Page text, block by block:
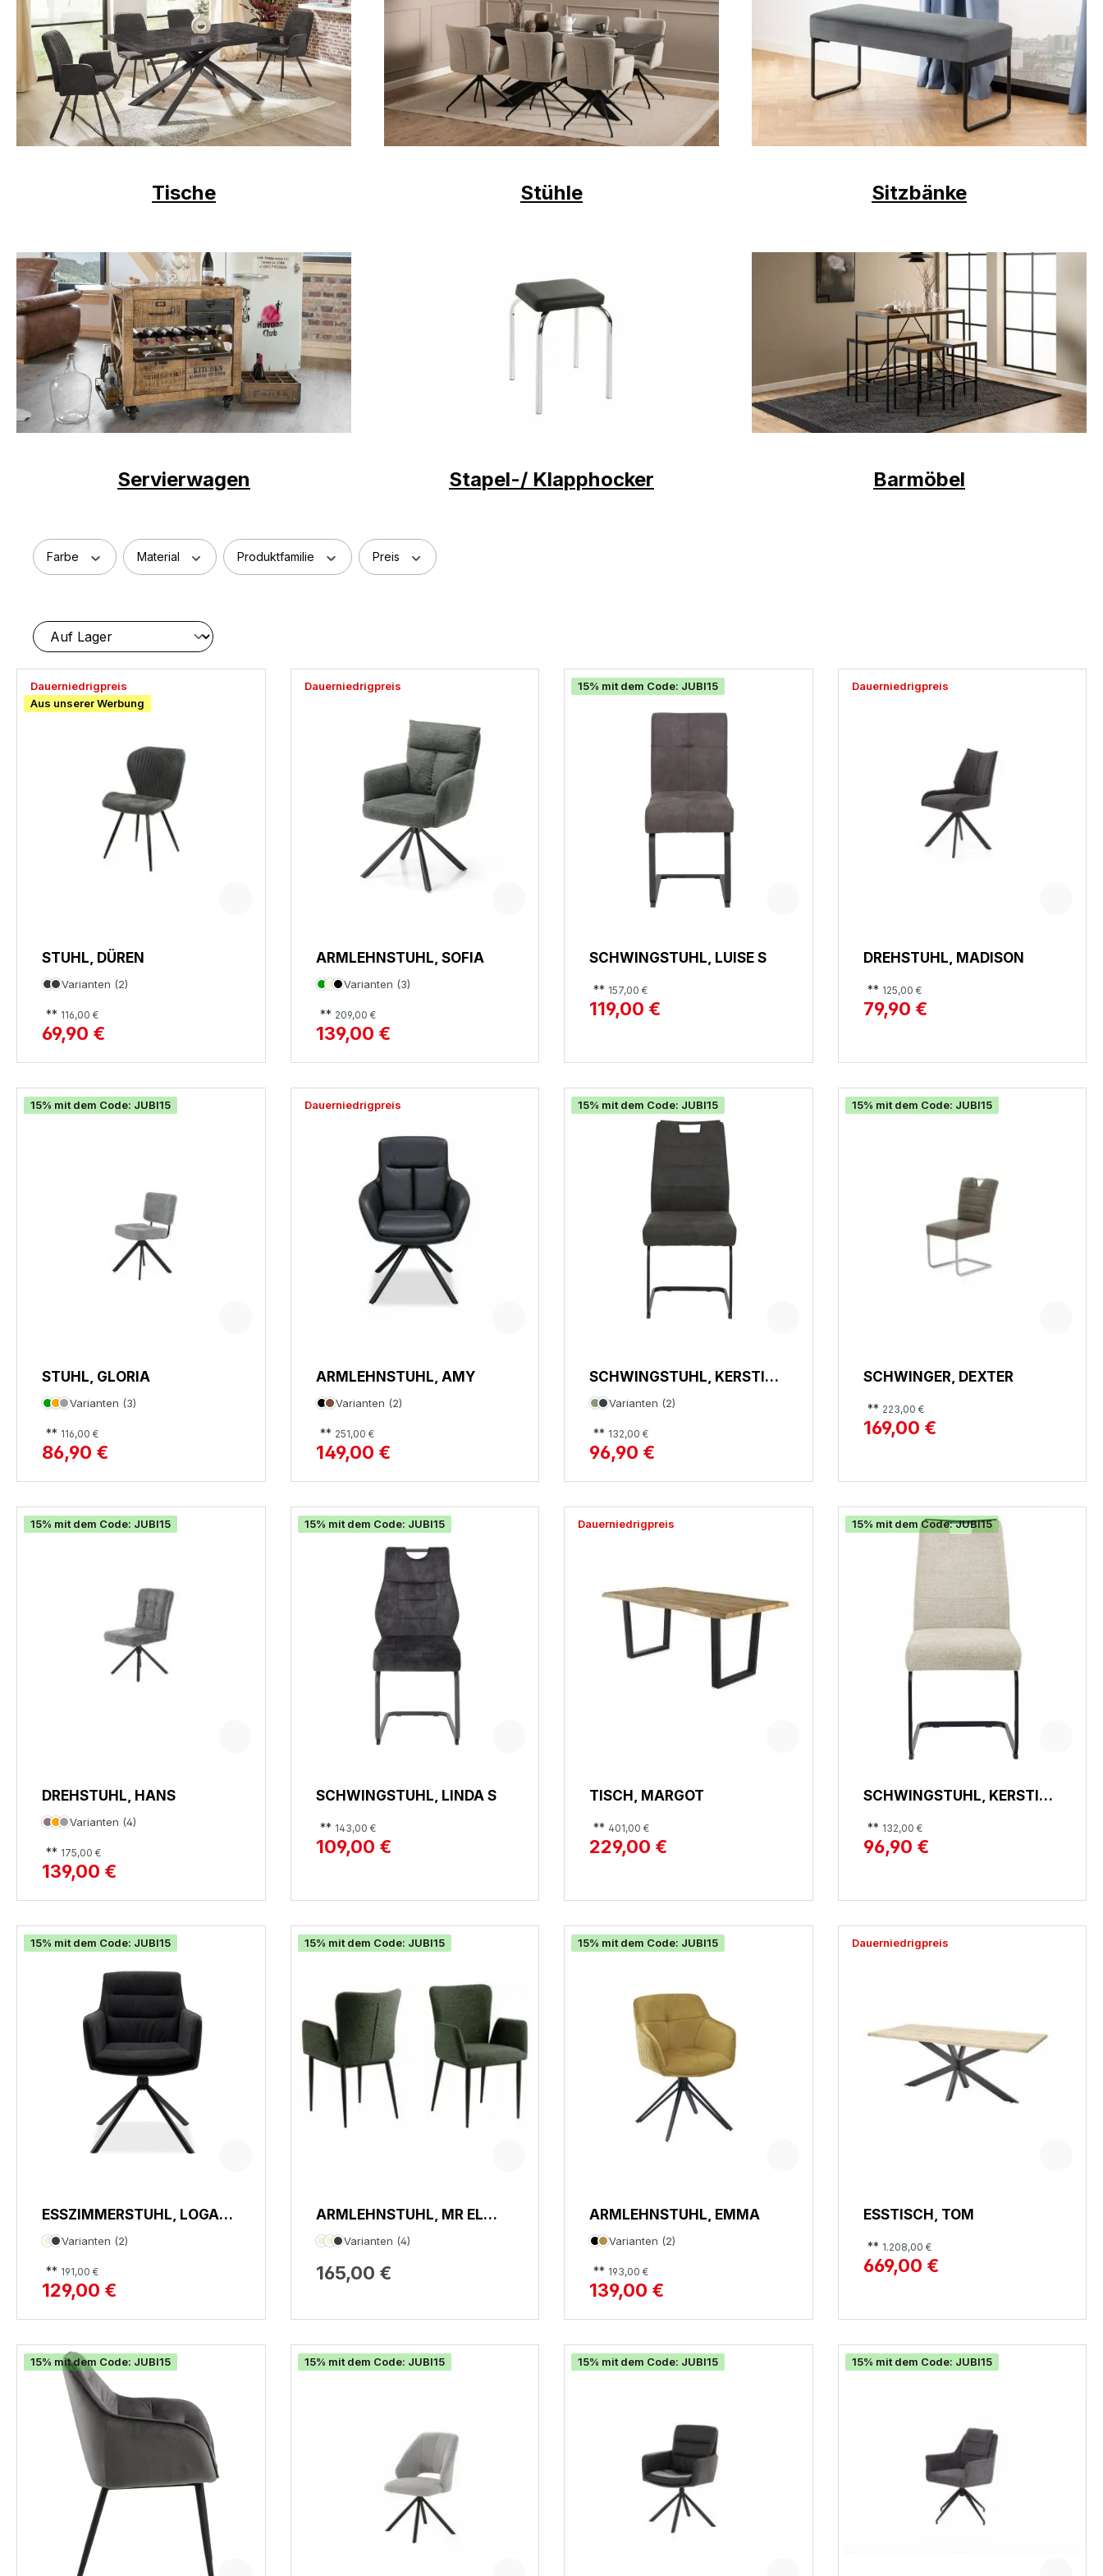
Tische Stühle Sitzbänke
Servierwagen Stapel-/ Klapphocker Barmöbel
Farbe Material Produktfamilie Preis
Dauerniedrigpreis
Aus unserer Werbung
STUHL, DÜREN
Varianten (2)
** 116,00 €
69,90 €
Dauerniedrigpreis
ARMLEHNSTUHL, SOFIA
Varianten (3)
** 209,00 €
139,00 €
15% mit dem Code: JUBI15
SCHWINGSTUHL, LUISE S
** 157,00 €
119,00 €
Dauerniedrigpreis
DREHSTUHL, MADISON
** 125,00 €
79,90 €
15% mit dem Code: JUBI15
STUHL, GLORIA
Varianten (3)
** 116,00 €
86,90 €
Dauerniedrigpreis
ARMLEHNSTUHL, AMY
Varianten (2)
** 251,00 €
149,00 €
15% mit dem Code: JUBI15
SCHWINGSTUHL, KERSTIN
S
Varianten (2)
** 132,00 €
96,90 €
15% mit dem Code: JUBI15
SCHWINGER, DEXTER
** 223,00 €
169,00 €
15% mit dem Code: JUBI15
DREHSTUHL, HANS
Varianten (4)
** 175,00 €
139,00 €
15% mit dem Code: JUBI15
SCHWINGSTUHL, LINDA S
** 143,00 €
109,00 €
Dauerniedrigpreis
TISCH, MARGOT
** 401,00 €
229,00 €
15% mit dem Code: JUBI15
SCHWINGSTUHL, KERSTIN II
** 132,00 €
96,90 €
15% mit dem Code: JUBI15
ESSZIMMERSTUHL, LOGAN
70AVarianten (2)
** 191,00 €
129,00 €
15% mit dem Code: JUBI15
ARMLEHNSTUHL, MR EL
PASOVarianten (4)
165,00 €
15% mit dem Code: JUBI15
ARMLEHNSTUHL, EMMA
Varianten (2)
** 193,00 €
139,00 €
Dauerniedrigpreis
ESSTISCH, TOM
** 1.208,00 €
669,00 €
15% mit dem Code: JUBI15 15% mit dem Code: JUBI15 15% mit dem Code: JUBI15 15% mit dem Code: JUBI15